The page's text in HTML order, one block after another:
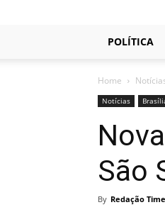
POLÍTICA
Home
Notícias
São
By Redação